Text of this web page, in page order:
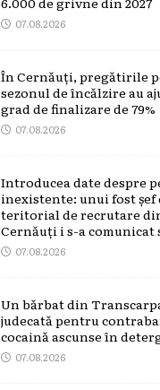
07.08.2026
În Cernăuți, pregătirile
sezonul de încălzire au
grad de finalizare de 79%
07.08.2026
Introducea date despre
inexistente: unui fost șef
teritorial de recrutare
Cernăuți i s-a comunicat
07.08.2026
Un bărbat din
judecată pentru
cocaină ascunse în
07.08.2026